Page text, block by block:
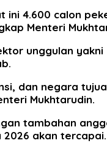
4.600 calon
Menteri
unggulan
dan negara
Mukhtarudin.
tambahan
akan tercapai.